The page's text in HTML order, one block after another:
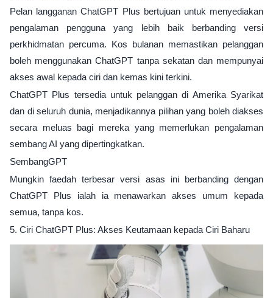
Pelan langganan ChatGPT Plus bertujuan untuk menyediakan
pengalaman pengguna yang lebih baik berbanding versi
perkhidmatan percuma. Kos bulanan memastikan pelanggan
boleh menggunakan ChatGPT tanpa sekatan dan mempunyai
akses awal kepada ciri dan kemas kini terkini.
ChatGPT Plus tersedia untuk pelanggan di Amerika Syarikat
dan di seluruh dunia, menjadikannya pilihan yang boleh diakses
secara meluas bagi mereka yang memerlukan pengalaman
sembang AI yang dipertingkatkan.
SembangGPT
Mungkin faedah terbesar versi asas ini berbanding dengan
ChatGPT Plus ialah ia menawarkan akses umum kepada
semua, tanpa kos.
5. Ciri ChatGPT Plus: Akses Keutamaan kepada Ciri Baharu